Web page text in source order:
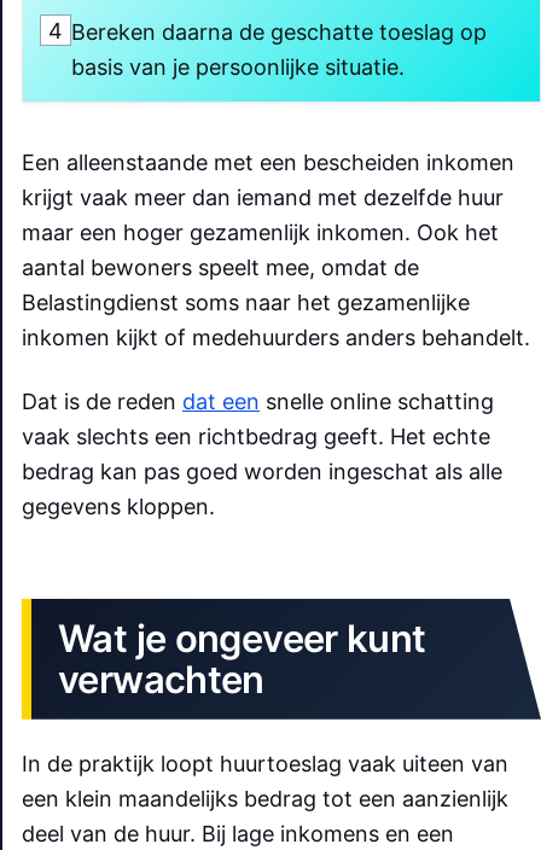
4 Bereken daarna de geschatte toeslag op
basis van je persoonlijke situatie.
Een alleenstaande met een bescheiden inkomen
krijgt vaak meer dan iemand met dezelfde huur
maar een hoger gezamenlijk inkomen. Ook het
aantal bewoners speelt mee, omdat de
Belastingdienst soms naar het gezamenlijke
inkomen kijkt of medehuurders anders behandelt.
Dat is de reden dat een snelle online schatting
vaak slechts een richtbedrag geeft. Het echte
bedrag kan pas goed worden ingeschat als alle
gegevens kloppen.
Wat je ongeveer kunt
verwachten
In de praktijk loopt huurtoeslag vaak uiteen van
een klein maandelijks bedrag tot een aanzienlijk
deel van de huur. Bij lage inkomens en een